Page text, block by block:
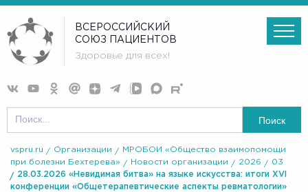
ВСЕРОССИЙСКИЙ
СОЮЗ ПАЦИЕНТОВ
Здоровье для всех!
Поиск
vspru.ru Организации
МРОБОИ «Общество взаимопомощи
при болезни Бехтерева»
Новости организации 2026
03
28.03.2026 «Невидимая битва» на языке искусства: итоги XVI
конференции «Общетерапевтические аспекты ревматологии»